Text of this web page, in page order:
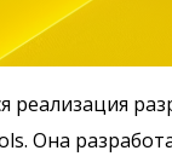
реализация
Она